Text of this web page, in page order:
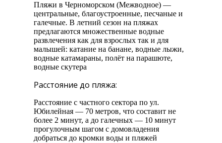
Пляжи в Черноморском (Межводное) —
центральные, благоустроенные, песчаные и
галечные. В летний сезон на пляжах
предлагаются множественные водные
развлечения как для взрослых так и для
малышей: катание на банане, водные лыжи,
водные катамараны, полёт на парашюте,
водные скутера
Расстояние до пляжа:
Расстояние с частного сектора по ул.
Юбилейная — 70 метров, что составит не
более 2 минут, а до галечных — 10 минут
прогулочным шагом с домовладения
добраться до кромки воды и пляжей